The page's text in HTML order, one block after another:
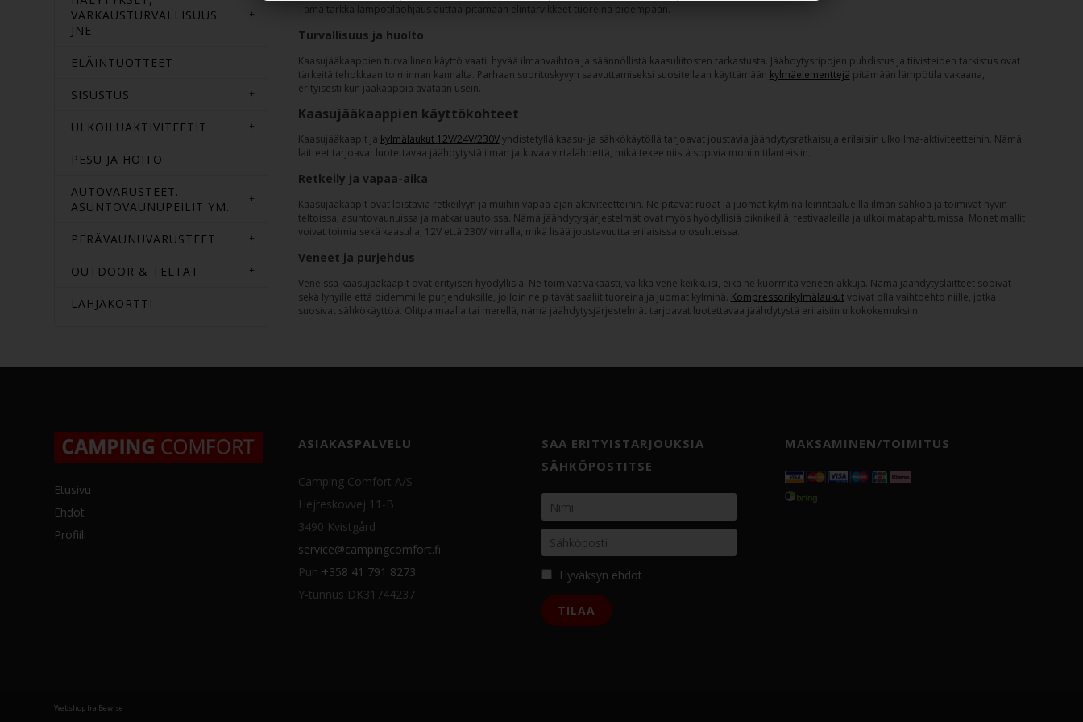
VARKAUSTURVALLISUUS
JNE.
ELÄINTUOTTEET
SISUSTUS
ULKOILUAKTIVITEETIT
PESU JA HOITO
AUTOVARUSTEET.
ASUNTOVAUNUPEILIT YM.
PERÄVAUNUVARUSTEET
OUTDOOR & TELTAT
LAHJAKORTTI
Tämä tarkka lämpötilaohjaus auttaa pitämään elintarvikkeet tuoreina pidempään.
Turvallisuus ja huolto
Kaasujääkaappien turvallinen käyttö vaatii hyvää ilmanvaihtoa ja säännöllistä kaasuliitosten tarkastusta. Jäähdytysripojen puhdistus ja tiivisteiden tarkistus ovat
tärkeitä tehokkaan toiminnan kannalta. Parhaan suorituskyvyn saavuttamiseksi suositellaan käyttämään kylmäelementtejä pitämään lämpötila vakaana,
erityisesti kun jääkaappia avataan usein.
Kaasujääkaappien käyttökohteet
Kaasujääkaapit ja kylmälaukut 12V/24V/230Vyhdistetyllä kaasu- ja sähkökäytöllä tarjoavat joustavia jäähdytysratkaisuja erilaisiin ulkoilma-aktiviteetteihin. Nämä
laitteet tarjoavat luotettavaa jäähdytystä ilman jatkuvaa virtalähdettä, mikä tekee niistä sopivia moniin tilanteisiin.
Retkeily ja vapaa-aika
Kaasujääkaapit ovat loistavia retkeilyyn ja muihin vapaa-ajan aktiviteetteihin. Ne pitävät ruoat ja juomat kylminä leirintäalueilla ilman sähköä ja toimivat hyvin
teltoissa, asuntovaunuissa ja matkailuautoissa. Nämä jäähdytysjärjestelmät ovat myös hyödyllisiä piknikeillä, festivaaleilla ja ulkoilmatapahtumissa. Monet mallit
voivat toimia sekä kaasulla, 12V että 230V virralla, mikä lisää joustavuutta erilaisissa olosuhteissa.
Veneet ja purjehdus
Veneissä kaasujääkaapit ovat erityisen hyödyllisiä. Ne toimivat vakaasti, vaikka vene keikkuisi, eikä ne kuormita veneen akkuja. Nämä jäähdytyslaitteet sopivat
sekä lyhyille että pidemmille purjehduksille, jolloin ne pitävät saaliit tuoreina ja juomat kylminä. Kompressorikylmälaukutvoivat olla vaihtoehto niille, jotka
suosivat sähkökäyttöä. Olitpa maalla tai merellä, nämä jäähdytysjärjestelmät tarjoavat luotettavaa jäähdytystä erilaisiin ulkokokemuksiin.
Etusivu
Ehdot
Profiili
ASIAKASPALVELU
Camping Comfort A/S
Hejreskovvej 11-B
3490 Kvistgård
service@campingcomfort.fi
Puh +358 41 791 8273
Y-tunnus DK31744237
SAA ERITYISTARJOUKSIA
SÄHKÖPOSTITSE
Hyväksyn ehdot
MAKSAMINEN/TOIMITUS
Webshop fra Bewise